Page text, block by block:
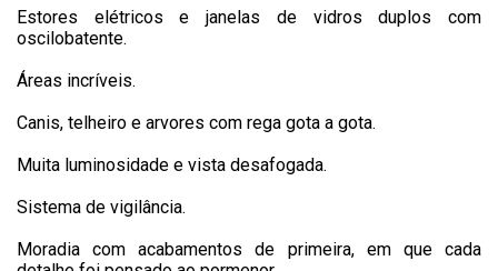
Estores elétricos e janelas de vidros duplos com
oscilobatente.
Áreas incríveis.
Canis, telheiro e arvores com rega gota a gota.
Muita luminosidade e vista desafogada.
Sistema de vigilância.
Moradia com acabamentos de primeira, em que cada